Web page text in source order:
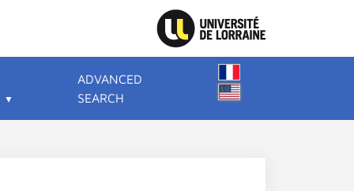
ADVANCED
SEARCH